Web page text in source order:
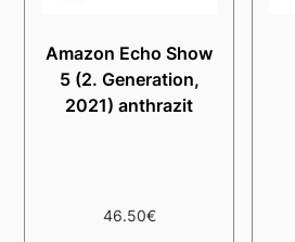
Amazon Echo Show
5 (2. Generation,
2021) anthrazit
46.50€